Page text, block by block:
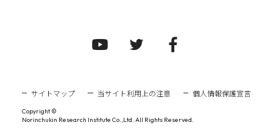
サイトマップ 当サイト利用上の注意 個人情報保護宣言
Copyright ©
Norinchukin Research Institute Co.,Ltd. All Rights Reserved.